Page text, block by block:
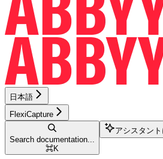
日本語
FlexiCapture
Search documentation...
⌘K
アシスタン